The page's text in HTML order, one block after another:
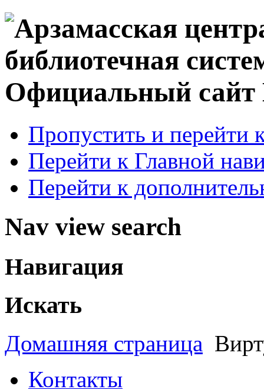
Официальный
Пропустить и перейти
Перейти к Главной
Перейти к
Nav view search
Навигация
Искать
Домашняя страница
Контакты